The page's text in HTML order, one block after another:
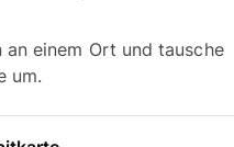
an einem Ort und tausche
um.